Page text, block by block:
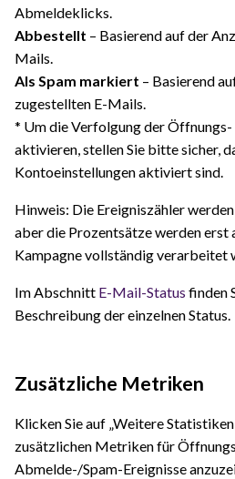
Abmeldeklicks.
Abbestellt – Basierend auf der
Mails.
Als Spam markiert – Basierend
zugestellten E-Mails.
* Um die Verfolgung der
aktivieren, stellen Sie bitte sicher,
Kontoeinstellungen aktiviert sind.
Hinweis: Die Ereigniszähler
aber die Prozentsätze werden erst
Kampagne vollständig verarbeitet
Im Abschnitt E-Mail-Status finden
Beschreibung der einzelnen Status.
Zusätzliche Metriken
Klicken Sie auf „Weitere Statistiken
zusätzlichen Metriken für
Abmelde-/Spam-Ereignisse